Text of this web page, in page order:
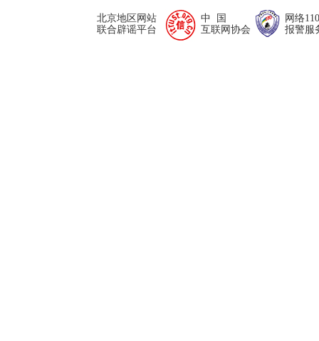
北京地区网站
联合辟谣平台
中 国
互联网协会
网络110
报警服